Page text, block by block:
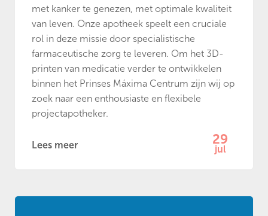
met kanker te genezen, met optimale kwaliteit
van leven. Onze apotheek speelt een cruciale
rol in deze missie door specialistische
farmaceutische zorg te leveren. Om het 3D-
printen van medicatie verder te ontwikkelen
binnen het Prinses Máxima Centrum zijn wij op
zoek naar een enthousiaste en flexibele
projectapotheker.
Lees meer 29
jul